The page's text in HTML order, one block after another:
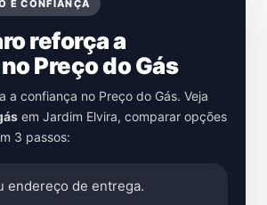
E CONFIANÇA
reforça a
Preço do Gás
a confiança no Preço do Gás. Veja
em Jardim Elvira, comparar opções
3 passos:
endereço de entrega.